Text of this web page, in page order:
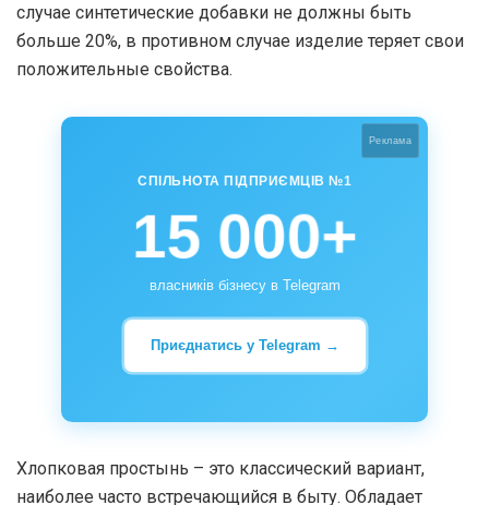
случае синтетические добавки не должны быть
больше 20%, в противном случае изделие теряет свои
положительные свойства.
Реклама
СПІЛЬНОТА ПІДПРИЄМЦІВ №1
15 000+
власників бізнесу в Telegram
Приєднатись у Telegram →
Хлопковая простынь – это классический вариант,
наиболее часто встречающийся в быту. Обладает